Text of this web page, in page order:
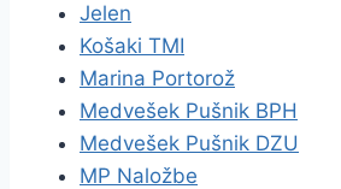
Jelen
Košaki TMI
Marina Portorož
Medvešek Pušnik BPH
Medvešek Pušnik DZU
MP Naložbe